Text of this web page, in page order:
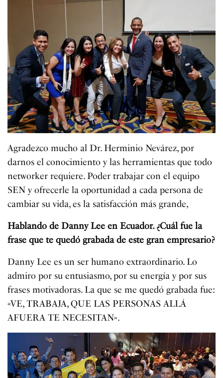
Agradezco mucho al Dr. Herminio Nevárez, por
darnos el conocimiento y las herramientas que todo
networker requiere. Poder trabajar con el equipo
SEN y ofrecerle la oportunidad a cada persona de
cambiar su vida, es la satisfacción más grande,
Hablando de Danny Lee en Ecuador. ¿Cuál fue la
frase que te quedó grabada de este gran empresario?
Danny Lee es un ser humano extraordinario. Lo
admiro por su entusiasmo, por su energía y por sus
frases motivadoras. La que se me quedó grabada fue:
«VE, TRABAJA, QUE LAS PERSONAS ALLÁ
AFUERA TE NECESITAN».